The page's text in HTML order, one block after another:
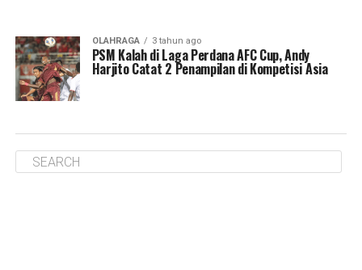
OLAHRAGA 3 tahun ago
PSM Kalah di Laga Perdana AFC Cup, Andy
Harjito Catat 2 Penampilan di Kompetisi Asia